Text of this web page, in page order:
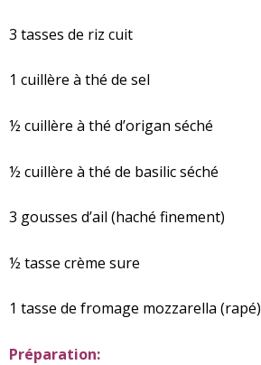
3 tasses de riz cuit
1 cuillère à thé de sel
½ cuillère à thé d’origan séché
½ cuillère à thé de basilic séché
3 gousses d’ail (haché finement)
½ tasse crème sure
1 tasse de fromage mozzarella (rapé)
Préparation: